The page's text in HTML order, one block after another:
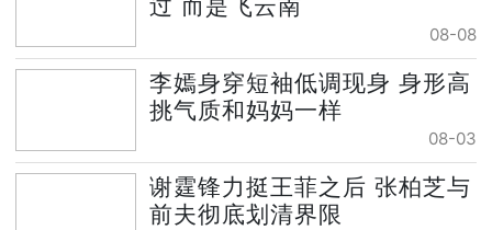
过 而是飞云南
08-08
李嫣身穿短袖低调现身 身形高
挑气质和妈妈一样
08-03
谢霆锋力挺王菲之后 张柏芝与
前夫彻底划清界限